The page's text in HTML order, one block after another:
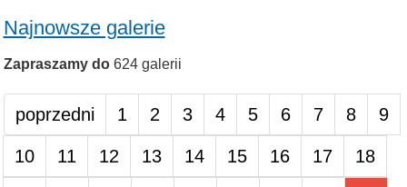
Najnowsze galerie
Zapraszamy do624 galerii
poprzedni 1 2 3 4 5 6 7 8 9
10 11 12 13 14 15 16 17 18